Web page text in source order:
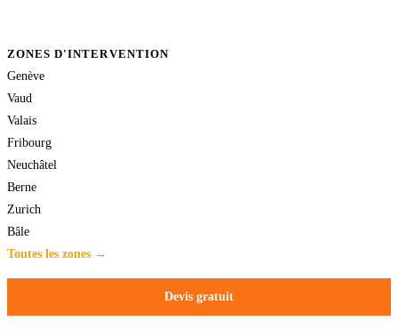
ZONES D'INTERVENTION
Genève
Vaud
Valais
Fribourg
Neuchâtel
Berne
Zurich
Bâle
Toutes les zones →
Devis gratuit